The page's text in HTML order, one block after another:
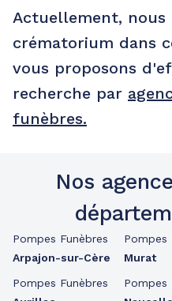
Actuellement, nous
crématorium dans
vous proposons
recherche par
funèbres.
Nos
Pompes Funèbres
Arpajon-sur-Cère
Pompes Funèbres
Pompes
Murat
Pompes